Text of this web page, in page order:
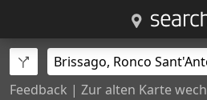
Feedback | Zur alten Karte